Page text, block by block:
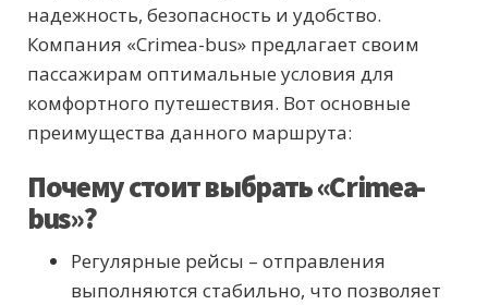
надежность, безопасность и удобство.
Компания «Crimea-bus» предлагает своим
пассажирам оптимальные условия для
комфортного путешествия. Вот основные
преимущества данного маршрута:
Почему стоит выбрать «Crimea-
bus»?
Регулярные рейсы – отправления
выполняются стабильно, что позволяет